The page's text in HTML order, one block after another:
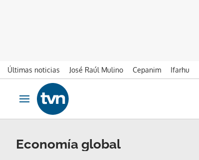
Últimas noticias José Raúl Mulino Cepanim Ifarhu
Ir al contenido
Obrir navegació
Economía global